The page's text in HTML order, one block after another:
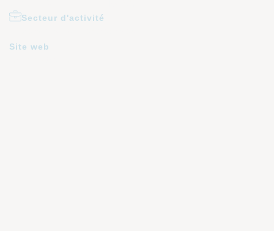
Secteur d'activité
Site web